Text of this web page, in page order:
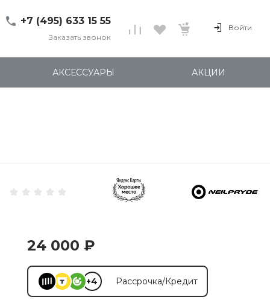
+7 (495) 633 15 55
Правды, д. 24с7
Пн-Пт: 11:00-20:00
Заказать звонок
Войти
АКСЕССУАРЫ АКЦИИ
24 000 ₽
+4 Рассрочка/Кредит